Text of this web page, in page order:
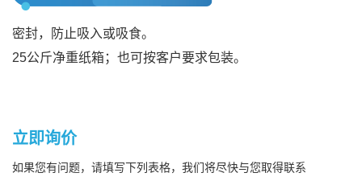
密封，防止吸入或吸食。
25公斤净重纸箱；也可按客户要求包装。
立即询价
如果您有问题，请填写下列表格，我们将尽快与您取得联系